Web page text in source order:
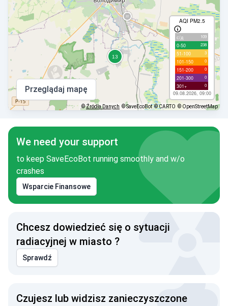
AQI PM2.5
с/д 109
0-50 238
51-100 3
101-150 0
151-200 0
201-300 0
301+ 0
09.08.2026, 09:00
Przeglądaj mapę
©Źródła Danych © SaveEcoBot © CARTO © OpenStreetMap
We need your support
to keep SaveEcoBot running smoothly and w/o
crashes
Wsparcie Finansowe
Chcesz dowiedzieć się o sytuacji
radiacyjnej w miasto ?
Sprawdź
Czujesz lub widzisz zanieczyszczone